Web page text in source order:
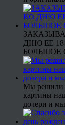
ДНЮ ЕЕ
БОЛЬШОЕ
Мы решили
картины
дочери и